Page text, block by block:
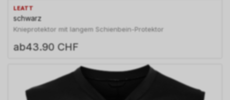
LEATT
schwarz
Knieprotektor mit langem Schienbein-Protektor
ab43.90 CHF